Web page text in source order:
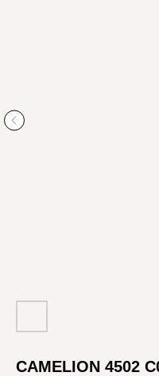
CAMELION 4502